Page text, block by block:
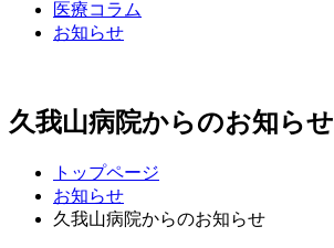
医療コラム
お知らせ
久我山病院からのお知らせ
トップページ
お知らせ
久我山病院からのお知らせ